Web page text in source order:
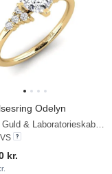
Odelyn
585 Gult Guld & Laboratorieskabt diamant
kr.